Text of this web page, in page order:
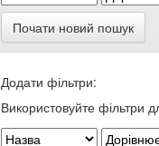
Почати новий пошук
Додати фільтри:
Використовуйте фільтри